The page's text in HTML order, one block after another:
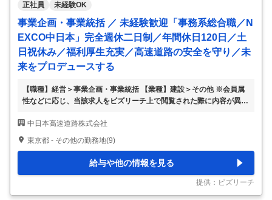
正社員 未経験OK
事業企画・事業統括 ／ 未経験歓迎「事務系総合職／N
EXCO中日本」完全週休二日制／年間休日120日／土
日祝休み／福利厚生充実／高速道路の安全を守り／未
来をプロデュースする
【職種】経営＞事業企画・事業統括 【業種】建設＞その他 ※会員属
性などに応じ、当該求人をビズリーチ上で閲覧された際に内容が異な
社。現在も経年劣化した道路構造物のリニューアル、渋滞対策、スマ
ートICの整備など多くの事業があります。高速道路を支え続ける。こ
す。 ■応募コース 【全域異動コースと勤務エリア特定コースのどちら
かの働き方を選択できます】 ※こちらは「全域異動コース」の求人で
す。選択コースに間違いないかご確認ください。※ ※応募完了後のコ
ース変更は不可です。※ ①…
中日本高速道路株式会社
東京都 - その他の勤務地(9)
給与や他の情報を見る
提供：ビズリーチ